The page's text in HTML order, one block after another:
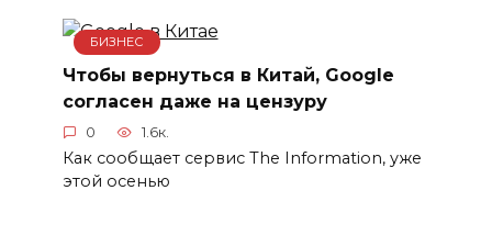
БИЗНЕС
Чтобы вернуться в Китай, Google
согласен даже на цензуру
0 1.6к.
Как сообщает сервис The Information, уже
этой осенью